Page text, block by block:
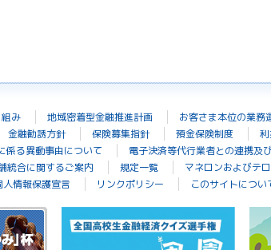
み 地域密着型金融推進計画
お客さま本位の業務
金融勧誘方針 保険募集指針 預金保険制度
係る異動事由について
電子決済等代行業者との連携及
統合に関するご案内 規定一覧
マネロンおよびテ
人情報保護宣言 リンクポリシー このサイトについ